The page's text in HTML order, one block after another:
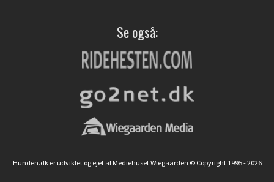
Se også:
Hunden.dk er udviklet og ejet af Mediehuset Wiegaarden © Copyright 1995 - 2026